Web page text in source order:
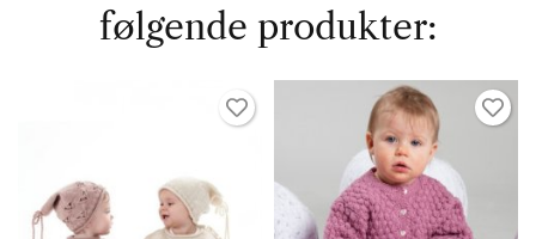
følgende produkter: